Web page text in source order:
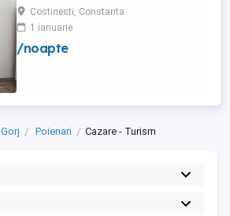
frigider curte,parcare proprie , prețuri
începând de la 150 lei pe noapte,telefon
Costinesti, Constanta
1 ianuarie
/noapte
Gorj Poienari Cazare - Turism